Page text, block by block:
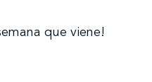
que viene!